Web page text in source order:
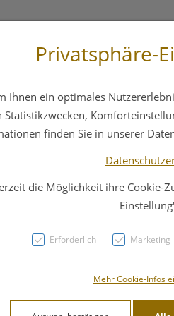
Hautpflege Familie
Privatsphäre-
Ihnen ein optimales
finden Sie in unserer
die Möglichkeit ihre Cookie-
Erforderlich Marketing
Mehr Cookie-Infos